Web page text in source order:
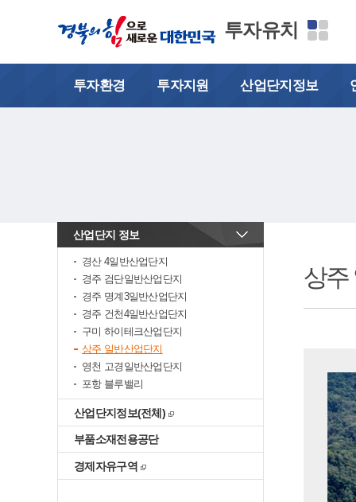
투자유치
투자환경 투자지원 산업단지정보
산업단지 정보
경산 4일반산업단지
경주 검단일반산업단지
경주 명계3일반산업단지
경주 건천4일반산업단지
구미 하이테크산업단지
상주 일반산업단지
영천 고경일반산업단지
포항 블루밸리
산업단지정보(전체)
부품소재전용공단
경제자유구역
상주